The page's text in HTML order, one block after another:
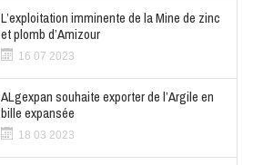
L’exploitation imminente de la Mine de zinc
et plomb d’Amizour
16 07 2023
ALgexpan souhaite exporter de l’Argile en
bille expansée
18 03 2023